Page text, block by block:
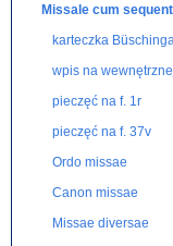
Missale cum
karteczka
wpis na
pieczęć na f. 1r
pieczęć na f. 37v
Ordo missae
Canon missae
Missae diversae